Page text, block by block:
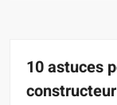
10 astuces